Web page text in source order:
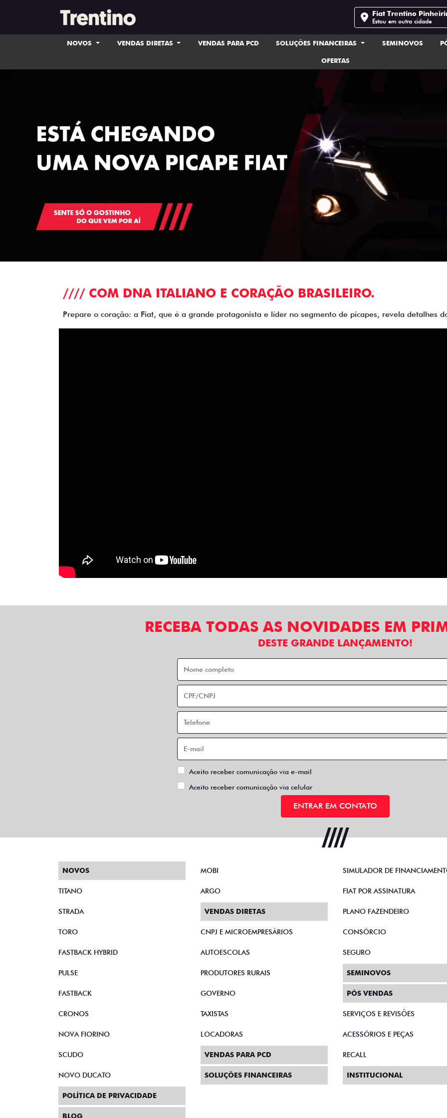
Fiat Trentino
Estou em outra cidade
NOVOS VENDAS DIRETAS VENDAS PARA PCD SOLUÇÕES FINANCEIRAS SEMINOVOS
OFERTAS
//// COM DNA ITALIANO E CORAÇÃO BRASILEIRO.
Prepare o coração: a Fiat, que é a grande protagonista e líder no segmento de picapes, revela detalhes
RECEBA TODAS AS NOVIDADES EM
DESTE GRANDE LANÇAMENTO!
Aceito receber comunicação via e-mail
Aceito receber comunicação via celular
ENTRAR EM CONTATO
NOVOS
TITANO
STRADA
TORO
FASTBACK HYBRID
PULSE
FASTBACK
CRONOS
NOVA FIORINO
SCUDO
NOVO DUCATO
MOBI
ARGO
VENDAS DIRETAS
CNPJ E MICROEMPRESÁRIOS
AUTOESCOLAS
PRODUTORES RURAIS
GOVERNO
TAXISTAS
LOCADORAS
VENDAS PARA PCD
SOLUÇÕES FINANCEIRAS
SIMULADOR DE
FIAT POR ASSINATURA
PLANO FAZENDEIRO
CONSÓRCIO
SEGURO
SEMINOVOS
PÓS VENDAS
SERVIÇOS E REVISÕES
ACESSÓRIOS E PEÇAS
RECALL
INSTITUCIONAL
POLÍTICA DE PRIVACIDADE
BLOG